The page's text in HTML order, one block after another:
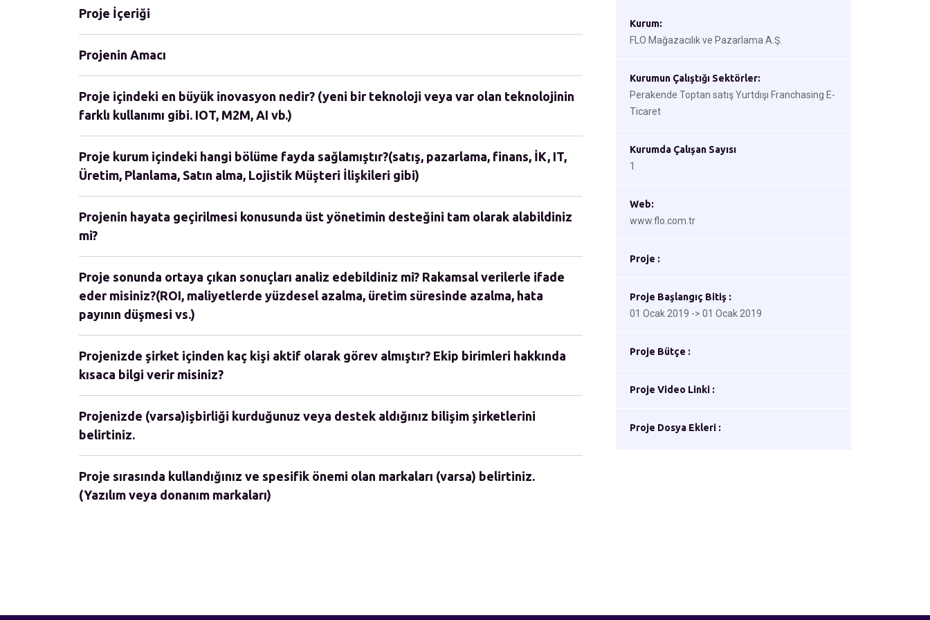
Proje İçeriği
Projenin Amacı
Proje içindeki en büyük inovasyon nedir? (yeni bir teknoloji veya var olan teknolojinin
farklı kullanımı gibi. IOT, M2M, AI vb.)
Proje kurum içindeki hangi bölüme fayda sağlamıştır?(satış, pazarlama, finans, İK, IT,
Üretim, Planlama, Satın alma, Lojistik Müşteri İlişkileri gibi)
Projenin hayata geçirilmesi konusunda üst yönetimin desteğini tam olarak alabildiniz
mi?
Proje sonunda ortaya çıkan sonuçları analiz edebildiniz mi? Rakamsal verilerle ifade
eder misiniz?(ROI, maliyetlerde yüzdesel azalma, üretim süresinde azalma, hata
payının düşmesi vs.)
Projenizde şirket içinden kaç kişi aktif olarak görev almıştır? Ekip birimleri hakkında
kısaca bilgi verir misiniz?
Projenizde (varsa)işbirliği kurduğunuz veya destek aldığınız bilişim şirketlerini
belirtiniz.
Proje sırasında kullandığınız ve spesifik önemi olan markaları (varsa) belirtiniz.
(Yazılım veya donanım markaları)
Kurum:
FLO Mağazacılık ve Pazarlama A.Ş.
Kurumun Çalıştığı Sektörler:
Perakende Toptan satış Yurtdışı Franchasing E-
Ticaret
Kurumda Çalışan Sayısı
1
Web:
www.flo.com.tr
Proje :
Proje Başlangıç Bitiş :
01 Ocak 2019 -> 01 Ocak 2019
Proje Bütçe :
Proje Video Linki :
Proje Dosya Ekleri :